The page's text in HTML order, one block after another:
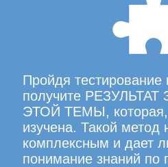
Пройдя
получите
ЭТОЙ ТЕМЫ, которая,
изучена. Такой метод
комплексным и дает
понимание знаний по